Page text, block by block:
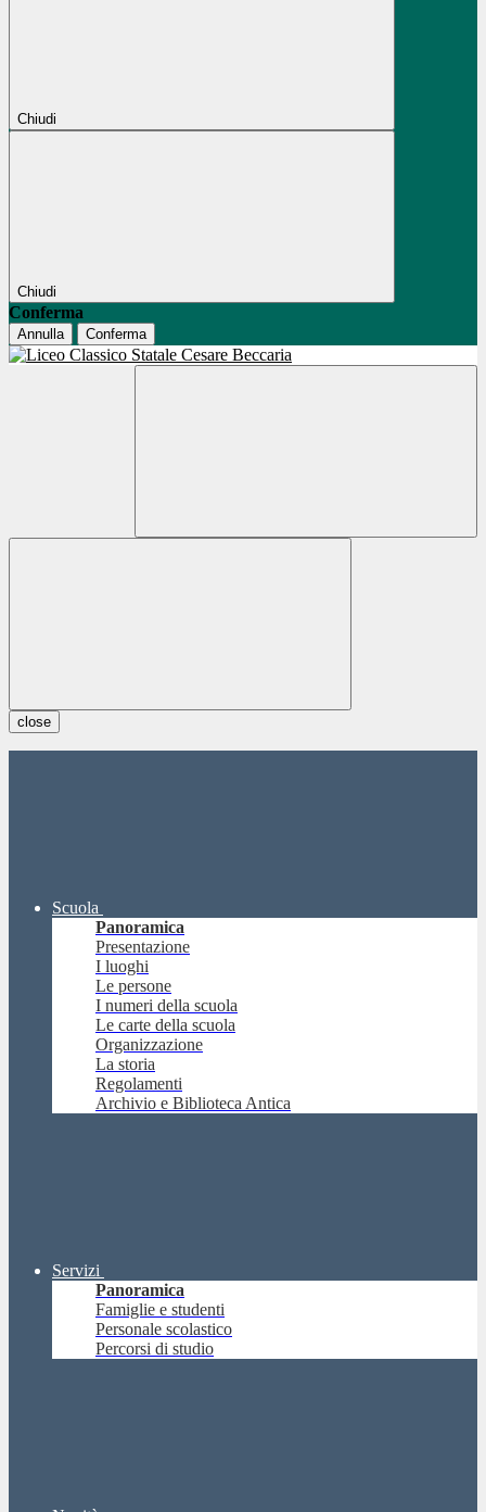
Chiudi
Chiudi
Conferma
Annulla Conferma
close
Scuola
Panoramica
Presentazione
I luoghi
Le persone
I numeri della scuola
Le carte della scuola
Organizzazione
La storia
Regolamenti
Archivio e Biblioteca Antica
Servizi
Panoramica
Famiglie e studenti
Personale scolastico
Percorsi di studio